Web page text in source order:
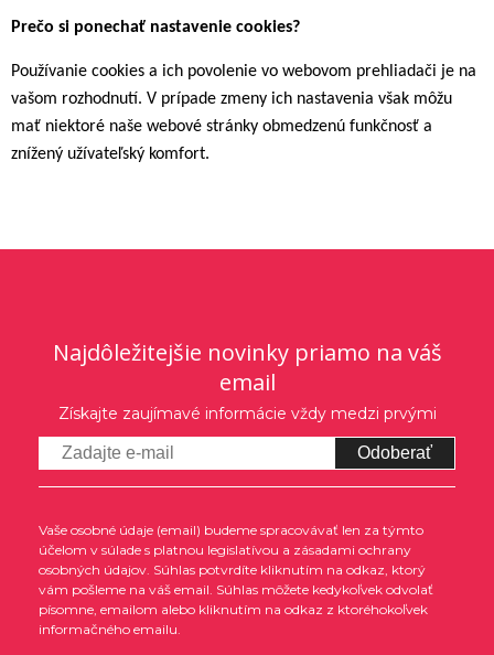
Prečo si ponechať nastavenie cookies?
Používanie cookies a ich povolenie vo webovom prehliadači je na
vašom rozhodnutí. V prípade zmeny ich nastavenia však môžu
mať niektoré naše webové stránky obmedzenú funkčnosť a
znížený užívateľský komfort.
Najdôležitejšie novinky priamo na váš
email
Získajte zaujímavé informácie vždy medzi prvými
Odoberať
Vaše osobné údaje (email) budeme spracovávať len za týmto
účelom v súlade s platnou legislatívou a zásadami ochrany
osobných údajov. Súhlas potvrdíte kliknutím na odkaz, ktorý
vám pošleme na váš email. Súhlas môžete kedykoľvek odvolať
písomne, emailom alebo kliknutím na odkaz z ktoréhokoľvek
informačného emailu.